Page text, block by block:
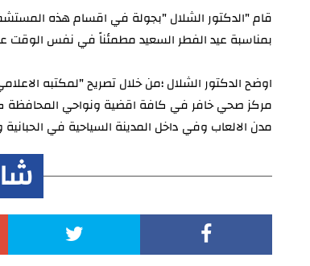
قام "الدكتور الشلال "بجولة في اقسام هذه
بمناسبة عيد الفطر السعيد مطمئناً في نفس الوقت
اوضح الدكتور الشلال ؛من خلال تصريح "لمكتبه
مركز صحي خافر في كافة اقضية ونواحي المحافظة
مدن الالعاب وفي داخل المدينة السياحية في الحبانية